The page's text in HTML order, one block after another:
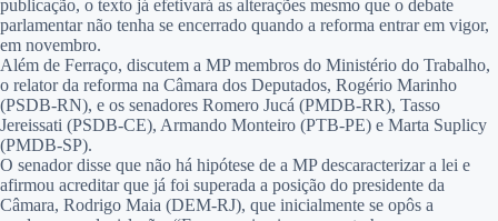
publicação, o texto já efetivará as alterações mesmo que o debate
parlamentar não tenha se encerrado quando a reforma entrar em vigor,
em novembro.
Além de Ferraço, discutem a MP membros do Ministério do Trabalho,
o relator da reforma na Câmara dos Deputados, Rogério Marinho
(PSDB-RN), e os senadores Romero Jucá (PMDB-RR), Tasso
Jereissati (PSDB-CE), Armando Monteiro (PTB-PE) e Marta Suplicy
(PMDB-SP).
O senador disse que não há hipótese de a MP descaracterizar a lei e
afirmou acreditar que já foi superada a posição do presidente da
Câmara, Rodrigo Maia (DEM-RJ), que inicialmente se opôs a